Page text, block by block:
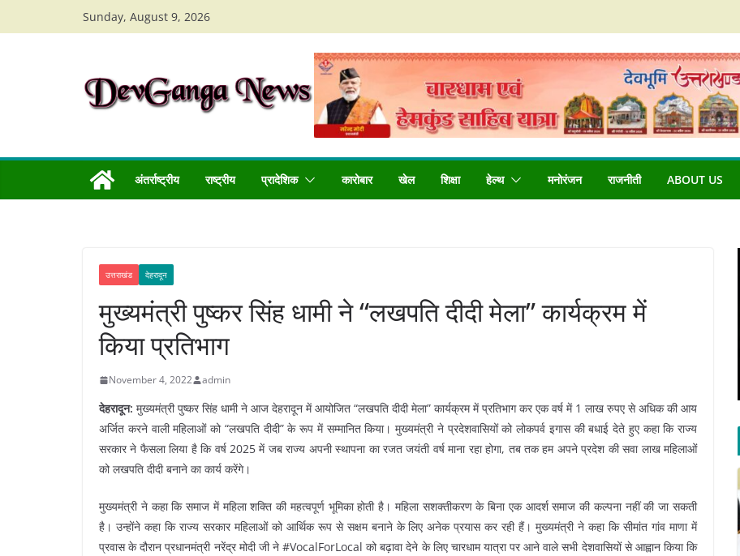
to
Sunday, August 9, 2026
अंतर्राष्ट्रीय राष्ट्रीय प्रादेशिक कारोबार खेल शिक्षा हेल्थ मनोरंजन राजनीती ABOUT US
उत्तराखंड देहरादून
मुख्यमंत्री पुष्कर सिंह धामी ने “लखपति दीदी मेला” कार्यक्रम में
किया प्रतिभाग
November 4, 2022 admin
देहरादून: मुख्यमंत्री पुष्कर सिंह धामी ने आज देहरादून में आयोजित “लखपति दीदी मेला” कार्यक्रम में प्रतिभाग कर एक वर्ष में 1 लाख रुपए से अधिक की आय
अर्जित करने वाली महिलाओं को “लखपति दीदी” के रूप में सम्मानित किया। मुख्यमंत्री ने प्रदेशवासियों को लोकपर्व इगास की बधाई देते हुए कहा कि राज्य
सरकार ने फैसला लिया है कि वर्ष 2025 में जब राज्य अपनी स्थापना का रजत जयंती वर्ष माना रहा होगा, तब तक हम अपने प्रदेश की सवा लाख महिलाओं
को लखपति दीदी बनाने का कार्य करेंगे।
मुख्यमंत्री ने कहा कि समाज में महिला शक्ति की महत्वपूर्ण भूमिका होती है। महिला सशक्तीकरण के बिना एक आदर्श समाज की कल्पना नहीं की जा सकती
है। उन्होंने कहा कि राज्य सरकार महिलाओं को आर्थिक रूप से सक्षम बनाने के लिए अनेक प्रयास कर रही हैं। मुख्यमंत्री ने कहा कि सीमांत गांव माणा में
प्रवास के दौरान प्रधानमंत्री नरेंद्र मोदी जी ने #VocalForLocal को बढ़ावा देने के लिए चारधाम यात्रा पर आने वाले सभी देशवासियों से आह्वान किया कि